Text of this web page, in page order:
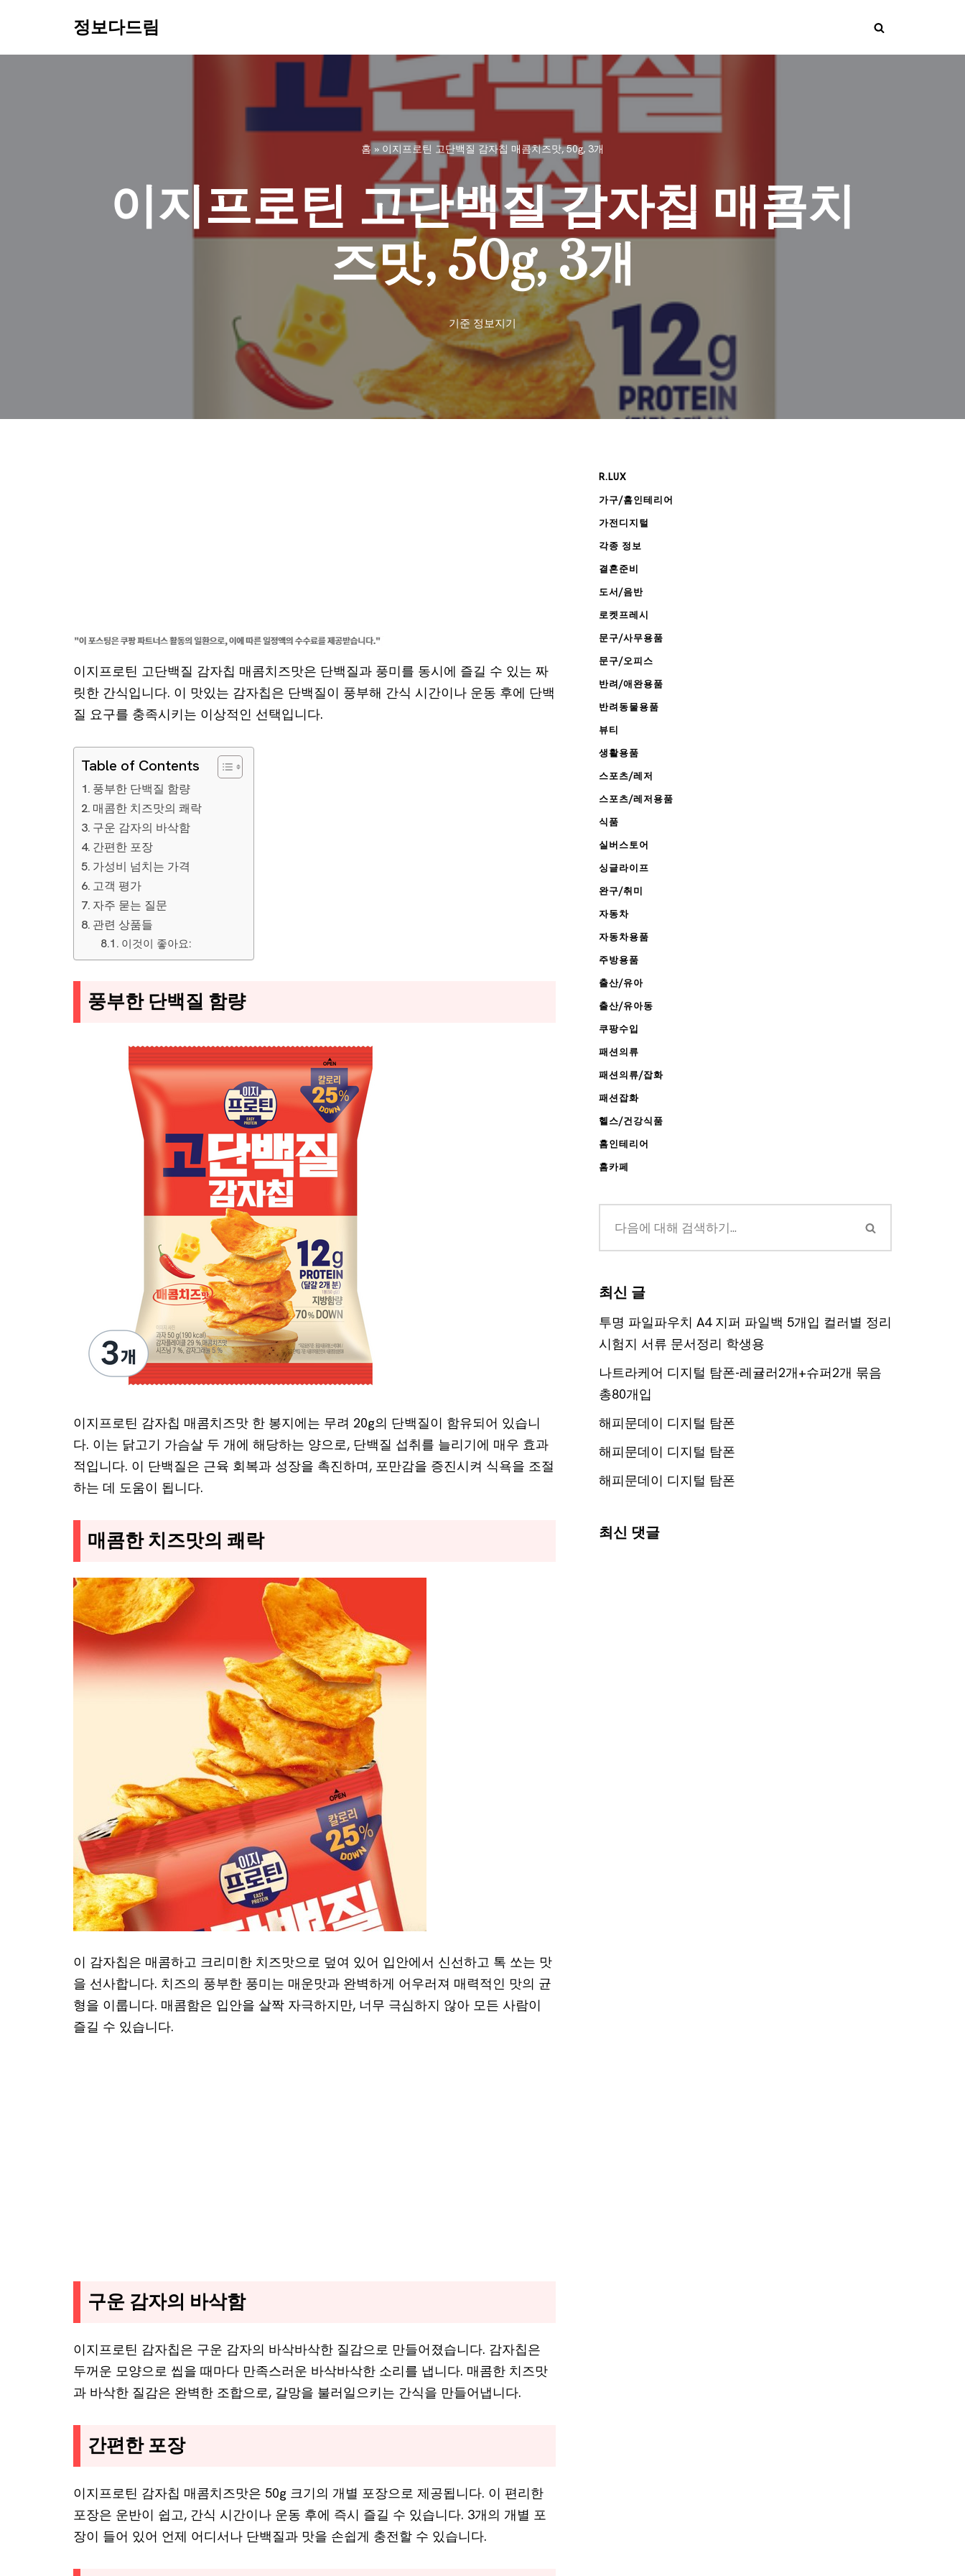
정보다드림
홈 » 이지프로틴 고단백질 감자칩 매콤치즈맛, 50g, 3개
이지프로틴 고단백질 감자칩 매콤치
즈맛, 50g, 3개
기준 정보지기
이지프로틴 고단백질 감자칩 매콤치즈맛은 단백질과 풍미를 동시에 즐길 수 있는 짜
릿한 간식입니다. 이 맛있는 감자칩은 단백질이 풍부해 간식 시간이나 운동 후에 단백
질 요구를 충족시키는 이상적인 선택입니다.
Table of Contents
풍부한 단백질 함량
매콤한 치즈맛의 쾌락
구운 감자의 바삭함
간편한 포장
가성비 넘치는 가격
고객 평가
자주 묻는 질문
관련 상품들
이것이 좋아요:
풍부한 단백질 함량
이지프로틴 감자칩 매콤치즈맛 한 봉지에는 무려 20g의 단백질이 함유되어 있습니
다. 이는 닭고기 가슴살 두 개에 해당하는 양으로, 단백질 섭취를 늘리기에 매우 효과
적입니다. 이 단백질은 근육 회복과 성장을 촉진하며, 포만감을 증진시켜 식욕을 조절
하는 데 도움이 됩니다.
매콤한 치즈맛의 쾌락
이 감자칩은 매콤하고 크리미한 치즈맛으로 덮여 있어 입안에서 신선하고 톡 쏘는 맛
을 선사합니다. 치즈의 풍부한 풍미는 매운맛과 완벽하게 어우러져 매력적인 맛의 균
형을 이룹니다. 매콤함은 입안을 살짝 자극하지만, 너무 극심하지 않아 모든 사람이
즐길 수 있습니다.
구운 감자의 바삭함
이지프로틴 감자칩은 구운 감자의 바삭바삭한 질감으로 만들어졌습니다. 감자칩은
두꺼운 모양으로 씹을 때마다 만족스러운 바삭바삭한 소리를 냅니다. 매콤한 치즈맛
과 바삭한 질감은 완벽한 조합으로, 갈망을 불러일으키는 간식을 만들어냅니다.
간편한 포장
이지프로틴 감자칩 매콤치즈맛은 50g 크기의 개별 포장으로 제공됩니다. 이 편리한
포장은 운반이 쉽고, 간식 시간이나 운동 후에 즉시 즐길 수 있습니다. 3개의 개별 포
장이 들어 있어 언제 어디서나 단백질과 맛을 손쉽게 충전할 수 있습니다.
R.LUX
가구/홈인테리어
가전디지털
각종 정보
결혼준비
도서/음반
로켓프레시
문구/사무용품
문구/오피스
반려/애완용품
반려동물용품
뷰티
생활용품
스포츠/레저
스포츠/레저용품
식품
실버스토어
싱글라이프
완구/취미
자동차
자동차용품
주방용품
출산/유아
출산/유아동
쿠팡수입
패션의류
패션의류/잡화
패션잡화
헬스/건강식품
홈인테리어
홈카페
최신 글
투명 파일파우치 A4 지퍼 파일백 5개입 컬러별 정리
시험지 서류 문서정리 학생용
나트라케어 디지털 탐폰-레귤러2개+슈퍼2개 묶음
총80개입
해피문데이 디지털 탐폰
해피문데이 디지털 탐폰
해피문데이 디지털 탐폰
최신 댓글